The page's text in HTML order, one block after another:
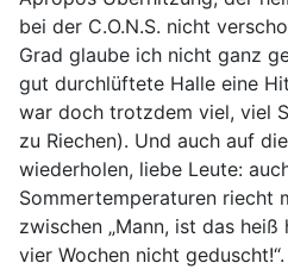
bei der C.O.N.S. nicht
Grad glaube ich nicht ganz
gut durchlüftete Halle eine
war doch trotzdem viel, viel
zu Riechen). Und auch auf
wiederholen, liebe Leute:
Sommertemperaturen riecht
zwischen „Mann, ist das heiß
vier Wochen nicht